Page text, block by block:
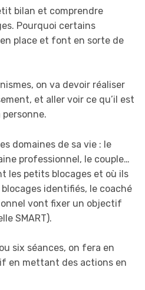
bilan et comprendre
Pourquoi certains
place et font en sorte de
on va devoir réaliser
et aller voir ce qu’il est
personne.
domaines de sa vie : le
professionnel, le couple…
les petits blocages et où ils
identifiés, le coaché
vont fixer un objectif
SMART).
six séances, on fera en
en mettant des actions en